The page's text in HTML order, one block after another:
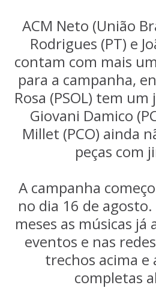
ACM Neto (União
Rodrigues (PT) e
contam com mais
para a campanha,
Rosa (PSOL) tem
Giovani Damico
Millet (PCO) ainda
peças com
A campanha
no dia 16 de
meses as músicas já
eventos e nas
trechos acima e
completas